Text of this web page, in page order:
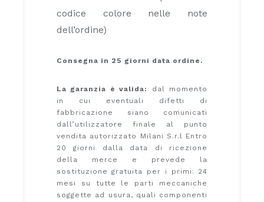
codice colore nelle note
dell’ordine)
Consegna in 25 giorni data ordine.
La garanzia è valida:
dal momento
in cui eventuali difetti di
fabbricazione siano comunicati
dall’utilizzatore finale al punto
vendita autorizzato Milani S.r.l Entro
20 giorni dalla data di ricezione
della merce e prevede la
sostituzione gratuita per i primi: 24
mesi su tutte le parti meccaniche
soggette ad usura, quali componenti